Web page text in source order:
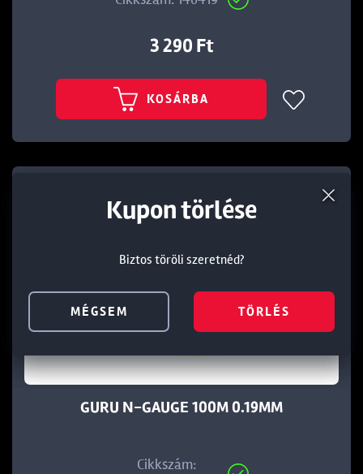
3 290 Ft
KOSÁRBA
GURU N-GAUGE 100M 0.19MM
Cikkszám:
Termék törlése a kosárból
Biztos töröli szeretnéd?
MÉGSEM TÖRLÉS
Kedvezmény törlése
Biztos töröli szeretnéd?
MÉGSEM TÖRLÉS
Kupon törlése
Biztos töröli szeretnéd?
MÉGSEM TÖRLÉS